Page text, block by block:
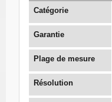
Catégorie
Garantie
Plage de mesure
Résolution